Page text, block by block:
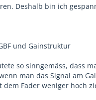
Deshalb bin ich
und Gainstruktur
so sinngemäss, dass
man das Signal am
dem Fader weniger hoch